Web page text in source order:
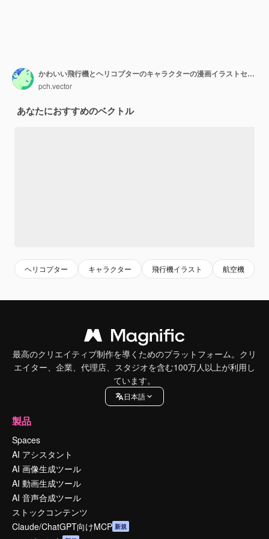
かわいい飛行機とヘリコプターのキャラクターの漫画イラストセット。面白くて愛らしい飛行機、飛行機、または顔のある飛行機。航空輸送、車両、おもちゃのコンセプト
pch.vector
あなたにおすすめのベクトル
ヘリコプター キャラクター 飛行機イラスト 航空機
最高のクリエイティブ制作を導くためのプラットフォーム。クリ
エイター、企業、代理店、スタジオを含む100万人以上が利用し
ています。
日本語
製品
Spaces
AI アシスタント
AI 画像生成ツール
AI 動画生成ツール
AI 音声合成ツール
ストックコンテンツ
Claude/ChatGPT向けMCP 新規